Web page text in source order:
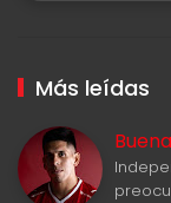
Más leídas